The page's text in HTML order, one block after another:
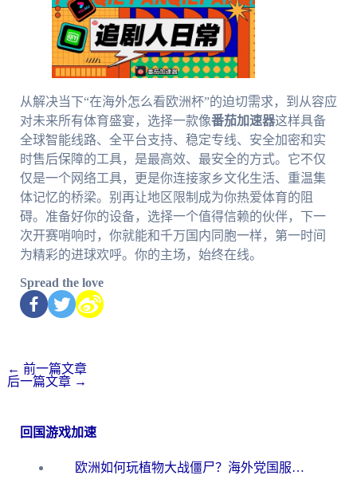
从解决当下“在海外怎么看欧洲杯”的迫切需求，到从容应
对未来所有体育盛宴，选择一款像番茄加速器这样具备
全球智能线路、全平台支持、稳定专线、安全加密和实
时售后保障的工具，是最高效、最安全的方式。它不仅
仅是一个网络工具，更是你连接家乡文化生活、重温集
体记忆的桥梁。别再让地区限制成为你热爱体育的阻
碍。准备好你的设备，选择一个值得信赖的伙伴，下一
次开赛哨响时，你就能和千万国内同胞一样，第一时间
为精彩的进球欢呼。你的主场，始终在线。
Spread the love
← 前一篇文章
后一篇文章 →
回国游戏加速
欧洲如何玩植物大战僵尸？海外党国服游戏加速避坑指南（附实测对比）